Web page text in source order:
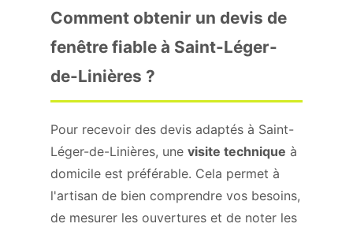
Comment obtenir un devis de
fenêtre fiable à Saint-Léger-
de-Linières ?
Pour recevoir des devis adaptés à Saint-
Léger-de-Linières, une visite technique à
domicile est préférable. Cela permet à
l'artisan de bien comprendre vos besoins,
de mesurer les ouvertures et de noter les